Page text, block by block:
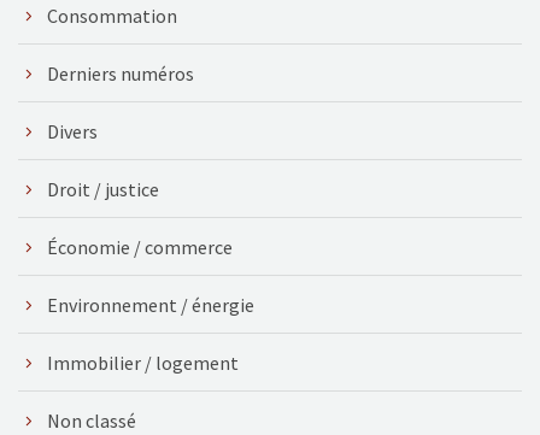
Consommation
Derniers numéros
Divers
Droit / justice
Économie / commerce
Environnement / énergie
Immobilier / logement
Non classé